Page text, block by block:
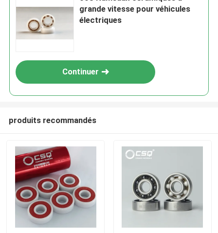
Maison
grande vitesse pour véhicules
électriques
Continuer
produits recommandés